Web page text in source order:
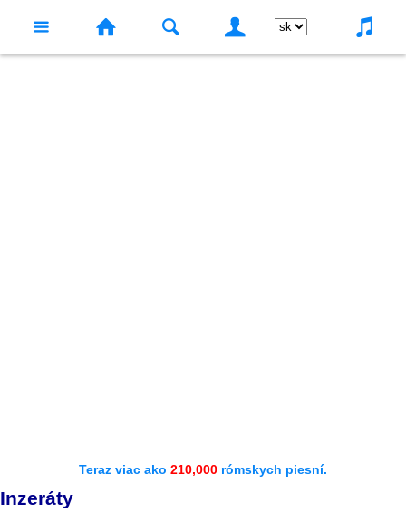
Teraz viac ako 210,000 rómskych piesní.
Inzeráty